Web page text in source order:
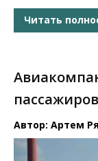
Читать
Автор: Артем